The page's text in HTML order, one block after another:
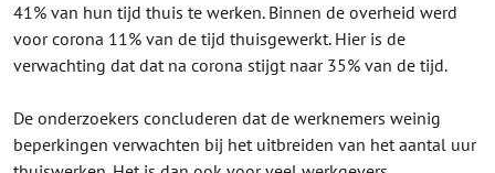
41% van hun tijd thuis te werken. Binnen de overheid werd
voor corona 11% van de tijd thuisgewerkt. Hier is de
verwachting dat dat na corona stijgt naar 35% van de tijd.
De onderzoekers concluderen dat de werknemers weinig
beperkingen verwachten bij het uitbreiden van het aantal uur